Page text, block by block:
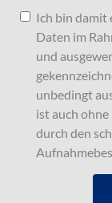
Ich bin damit
Daten im
und
unbedingt
ist auch
durch den